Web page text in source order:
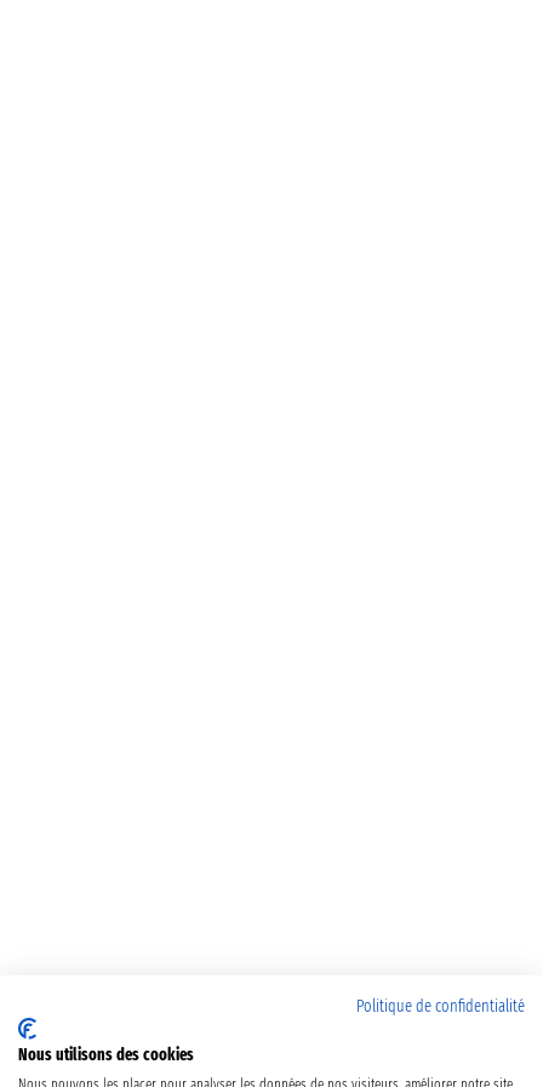
Politique de confidentialité
Nous utilisons des cookies